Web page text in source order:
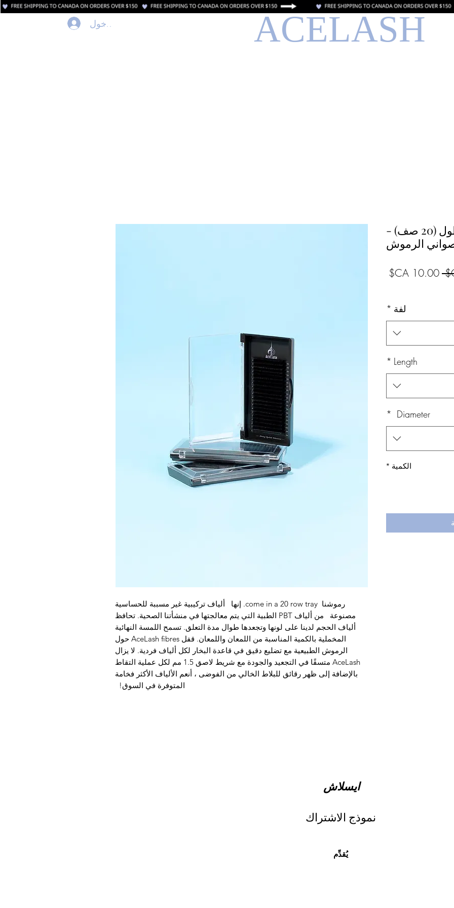
تسجيل الدخول ACELASH
رموشنا come in a 20 row tray. إنها ألياف تركيبية غير مسببة للحساسية
مصنوعة من ألياف PBT الطبية التي يتم معالجتها في منشأتنا الصحية. تحافظ
ألياف الحجم لدينا على لونها وتجعدها طوال مدة التعلق. تسمح اللمسة النهائية
المخملية بالكمية المناسبة من اللمعان واللمعان. قفل AceLash fibres حول
الرموش الطبيعية مع تضليع دقيق في قاعدة البخار لكل ألياف فردية. لا يزال
AceLash متسقًا في التجعيد والجودة مع شريط لاصق 1.5 مم لكل عملية التقاط
بالإضافة إلى ظهر رقائق للبلاط الخالي من الفوضى ، أنعم الألياف الأكثر فخامة
المتوفرة في السوق!
كلاسيك مختلط الطول (20 صف) -
الرموش
سعر
لفة *
Length
*
Diameter
*
الكمية *
ايسلاش
نموذج الاشتراك
يُقدِّم